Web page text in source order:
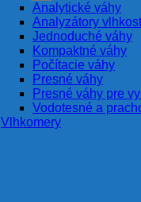
Analytické váhy
Analyzátory
Jednoduché váhy
Kompaktné váhy
Počítacie váhy
Presné váhy
Presné váhy pre
Vodotesné a
Vlhkomery